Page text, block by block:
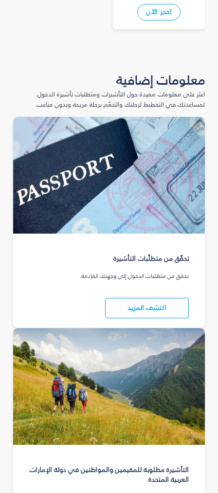
احجز الآن
معلومات إضافية
اعثر على معلومات مفيدة حول التأشيرات ومتطلبات تأشيرة الدخول
لمساعدتك في التخطيط لرحلتك والتنعّم برحلة مريحة وبدون متاعب.
تحقّق من متطلّبات التأشيرة
تحقق من متطلبات الدخول إلى وجهتك القادمة.
اكتشف المزيد
التأشيرة مطلوبة للمقيمين والمواطنين في دولة الإمارات
العربية المتحدة